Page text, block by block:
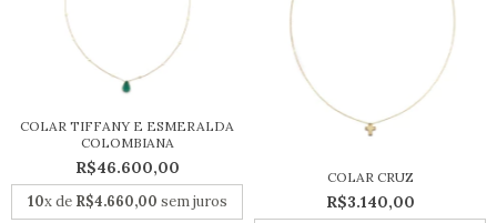
COLAR TIFFANY E ESMERALDA
COLOMBIANA
R$46.600,00
10x de R$4.660,00 sem juros
COLAR CRUZ
R$3.140,00